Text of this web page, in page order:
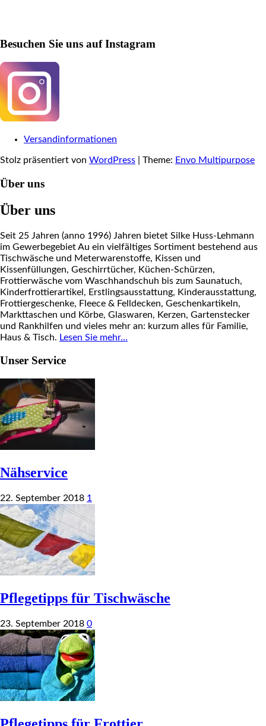
Besuchen Sie uns auf Instagram
Versandinformationen
Stolz präsentiert von WordPress Theme: Envo Multipurpose
Über uns
Über uns
Seit 25 Jahren (anno 1996) Jahren bietet Silke Huss-Lehmann
im Gewerbegebiet Au ein vielfältiges Sortiment bestehend aus
Tischwäsche und Meterwarenstoffe, Kissen und
Kissenfüllungen, Geschirrtücher, Küchen-Schürzen,
Frottierwäsche vom Waschhandschuh bis zum Saunatuch,
Kinderfrottierartikel, Erstlingsausstattung, Kinderausstattung,
Frottiergeschenke, Fleece & Felldecken, Geschenkartikeln,
Markttaschen und Körbe, Glaswaren, Kerzen, Gartenstecker
und Rankhilfen und vieles mehr an: kurzum alles für Familie,
Haus & Tisch. Lesen Sie mehr…
Unser Service
Nähservice
22. September 2018 1
Pflegetipps für Tischwäsche
23. September 2018 0